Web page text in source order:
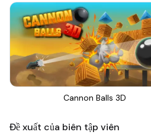
Cannon Balls 3D
Đề xuất của biên tập viên